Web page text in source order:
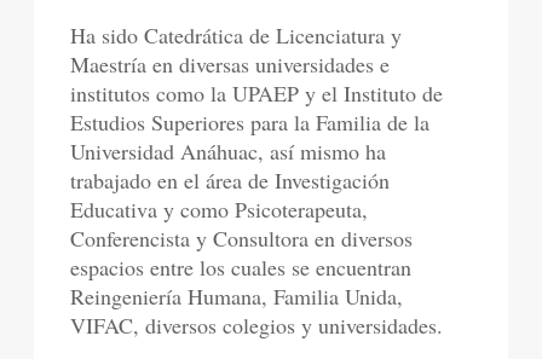
Ha sido Catedrática de Licenciatura y
Maestría en diversas universidades e
institutos como la UPAEP y el Instituto de
Estudios Superiores para la Familia de la
Universidad Anáhuac, así mismo ha
trabajado en el área de Investigación
Educativa y como Psicoterapeuta,
Conferencista y Consultora en diversos
espacios entre los cuales se encuentran
Reingeniería Humana, Familia Unida,
VIFAC, diversos colegios y universidades.